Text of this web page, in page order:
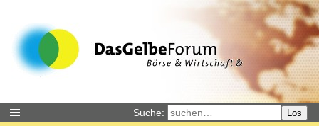
Suche: Los